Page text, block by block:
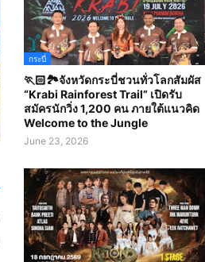
กระบี่
🏃🏻🏞️จังหวัดกระบี่ชวนทั่วโลกสัมผัส
“Krabi Rainforest Trail” เปิดรับ
สมัครนักวิ่ง 1,200 คน ภายใต้แนวคิด
Welcome to the Jungle
June 23, 2026